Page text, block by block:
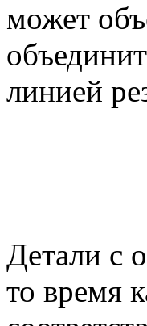
может
линией
Детали с
то время